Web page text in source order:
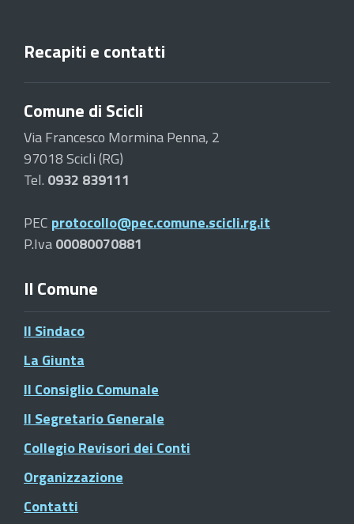
Recapiti e contatti
Comune di Scicli
Via Francesco Mormina Penna, 2
97018 Scicli (RG)
Tel. 0932 839111
PEC protocollo@pec.comune.scicli.rg.it
P.Iva00080070881
Il Comune
Il Sindaco
La Giunta
Il Consiglio Comunale
Il Segretario Generale
Collegio Revisori dei Conti
Organizzazione
Contatti